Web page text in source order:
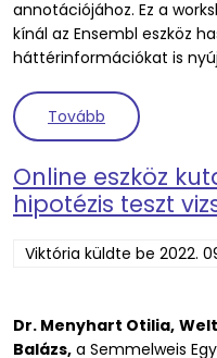
annotációjához. Ez a
kínál az Ensembl eszköz
háttérinformációkat is
Tovább (A
Online eszköz
hipotézis teszt
Viktória küldte be 2022.
Dr. Menyhart Otilia,
Balázs, a Semmelweis